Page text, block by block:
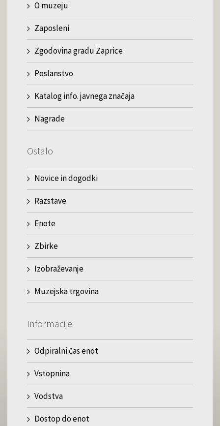
O muzeju
Zaposleni
Zgodovina gradu Zaprice
Poslanstvo
Katalog info. javnega značaja
Nagrade
Ostalo
Novice in dogodki
Razstave
Enote
Zbirke
Izobraževanje
Muzejska trgovina
Informacije
Odpiralni čas enot
Vstopnina
Vodstva
Dostop do enot